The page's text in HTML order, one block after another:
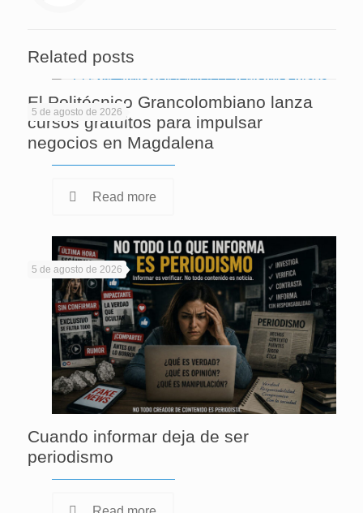
Related posts
5 de agosto de 2026
El Politécnico Grancolombiano lanza
cursos gratuitos para impulsar
negocios en Magdalena
Read more
5 de agosto de 2026
Cuando informar deja de ser
periodismo